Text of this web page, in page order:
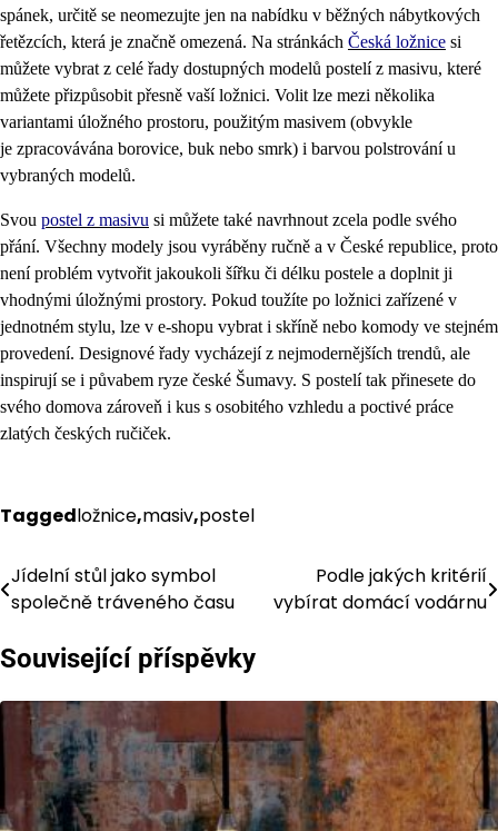
spánek, určitě se neomezujte jen na nabídku v běžných nábytkových
řetězcích, která je značně omezená. Na stránkách Česká ložnice si
můžete vybrat z celé řady dostupných modelů postelí z masivu, které
můžete přizpůsobit přesně vaší ložnici. Volit lze mezi několika
variantami úložného prostoru, použitým masivem (obvykle
je zpracovávána borovice, buk nebo smrk) i barvou polstrování u
vybraných modelů.
Svou postel z masivu si můžete také navrhnout zcela podle svého
přání. Všechny modely jsou vyráběny ručně a v České republice, proto
není problém vytvořit jakoukoli šířku či délku postele a doplnit ji
vhodnými úložnými prostory. Pokud toužíte po ložnici zařízené v
jednotném stylu, lze v e-shopu vybrat i skříně nebo komody ve stejném
provedení. Designové řady vycházejí z nejmodernějších trendů, ale
inspirují se i půvabem ryze české Šumavy. S postelí tak přinesete do
svého domova zároveň i kus s osobitého vzhledu a poctivé práce
zlatých českých ručiček.
Taggedložnice,masiv,postel
Navigace
pro
příspěvek
Jídelní stůl jako symbol
společně tráveného času
Podle jakých kritérií
vybírat domácí vodárnu
Související příspěvky